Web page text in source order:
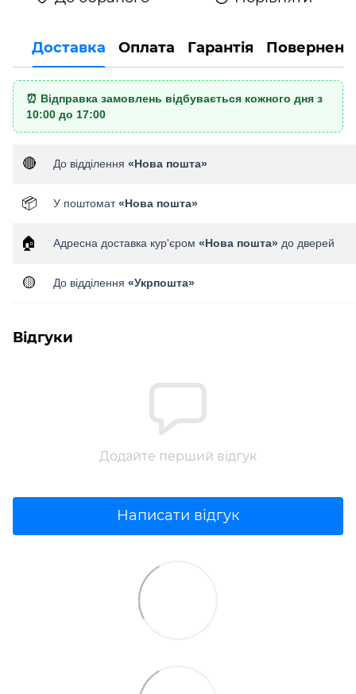
Доставка Оплата Гарантія
⏰ Відправка замовлень відбувається кожного дня з
10:00 до 17:00
🔴 До відділення «Нова пошта»
📦 У поштомат«Нова пошта»
🏠 Адресна доставка кур'єром «Нова пошта» до дверей
🟡 До відділення «Укрпошта»
Відгуки
Додайте перший відгук
Написати відгук